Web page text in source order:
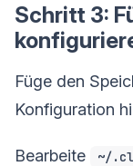
Schritt 3:
Füge den
Konfiguration
Bearbeite ~/